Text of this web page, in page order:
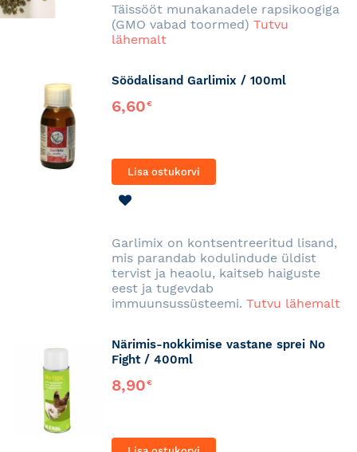
Täissööt munakanadele rapsikoogiga
(GMO vabad toormed) Tutvu
lähemalt
Söödalisand Garlimix / 100ml
6,60€
Lisa ostukorvi
Garlimix on kontsentreeritud lisand,
mis parandab kodulindude üldist
tervist ja heaolu, kaitseb haiguste
eest ja tugevdab
immuunsussüsteemi. Tutvu lähemalt
Närimis-nokkimise vastane sprei No
Fight / 400ml
8,90€